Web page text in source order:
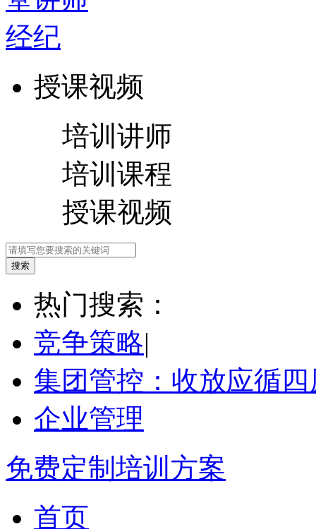
授课视频
培训讲师
培训课程
授课视频
热门搜索：
竞争策略|
集团管控：收放应循四
企业管理
免费定制培训方案
首页